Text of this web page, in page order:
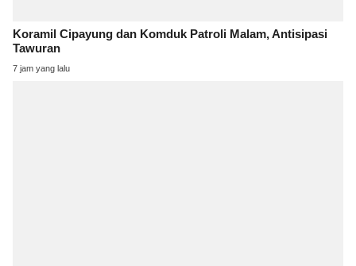
Koramil Cipayung dan Komduk Patroli Malam, Antisipasi
Tawuran
7 jam yang lalu